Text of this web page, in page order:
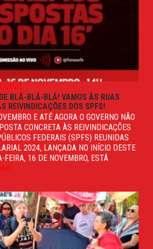
2023
BLÁ-BLÁ-BLÁ! VAMOS ÀS RUAS
REIVINDICAÇÕES DOS SPFS!
E ATÉ AGORA O GOVERNO NÃO
CONCRETA ÀS REIVINDICAÇÕES
FEDERAIS (SPFS) REUNIDAS
2024, LANÇADA NO INÍCIO DESTE
FEIRA, 16 DE NOVEMBRO, ESTÁ